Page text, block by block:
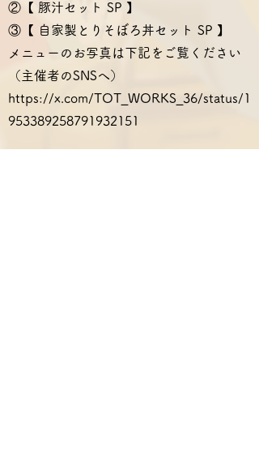
②【 豚汁セット SP 】
③【 自家製とりそぼろ丼セット SP 】
メニューのお写真は下記をご覧ください
（主催者のSNSへ）
https://x.com/TOT_WORKS_36/status/1
953389258791932151